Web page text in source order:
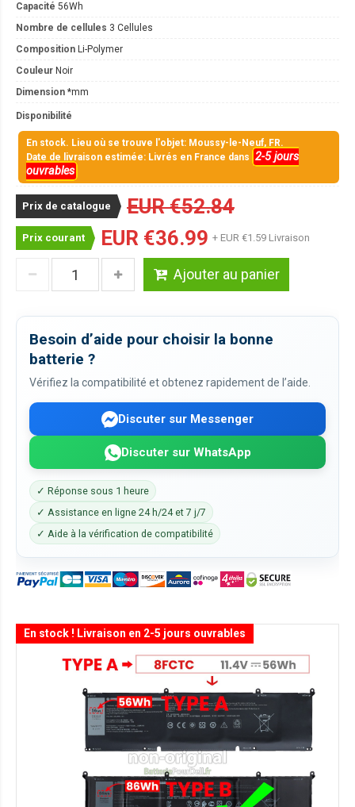
Capacité 56Wh
Nombre de cellules 3 Cellules
Composition Li-Polymer
Couleur Noir
Dimension *mm
Disponibilité
En stock. Lieu où se trouve l'objet: Moussy-le-Neuf, FR.
Date de livraison estimée: Livrés en France dans 2-5 jours
ouvrables
Prix de catalogue EUR €52.84
Prix courant EUR €36.99 + EUR €1.59 Livraison
Ajouter au panier
Besoin d’aide pour choisir la bonne
batterie ?
Vérifiez la compatibilité et obtenez rapidement de l’aide.
Discuter sur Messenger
Discuter sur WhatsApp
✓ Réponse sous 1 heure
✓ Assistance en ligne 24 h/24 et 7 j/7
✓ Aide à la vérification de compatibilité
En stock ! Livraison en 2-5 jours ouvrables